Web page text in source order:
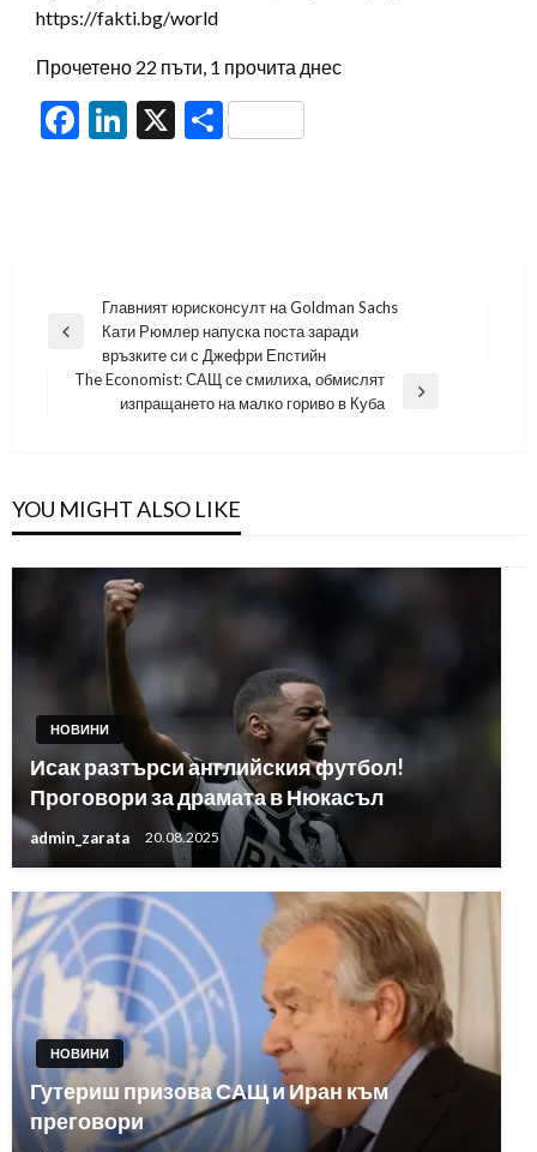
https://fakti.bg/world
Прочетено 22 пъти, 1 прочита днес
Facebook
LinkedIn
X Share
Навигация
Previous
Главният юрисконсулт на Goldman Sachs
Кати Рюмлер напуска поста заради
връзките си с Джефри Епстийн
The Economist: САЩ се смилиха, обмислят
изпращането на малко гориво в Куба
YOU MIGHT ALSO LIKE
НОВИНИ
Исак разтърси английския футбол!
Проговори за драмата в Нюкасъл
admin_zarata 20.08.2025
НОВИНИ
Гутериш призова САЩ и Иран към
преговори